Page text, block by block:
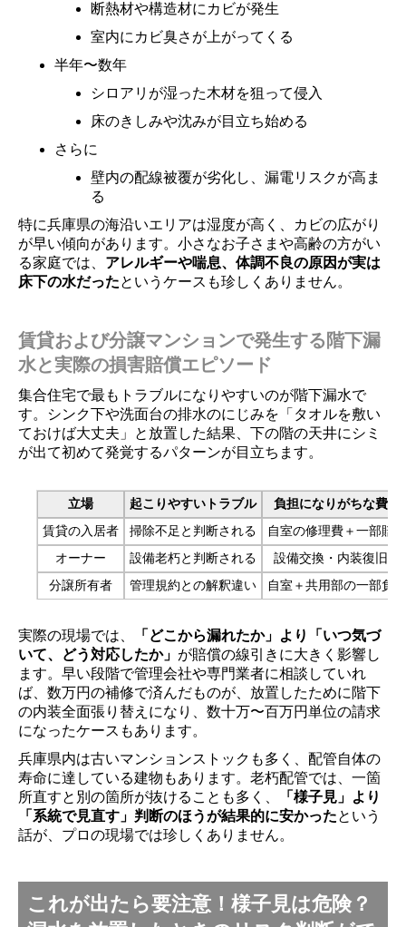
断熱材や構造材にカビが発生
室内にカビ臭さが上がってくる
半年〜数年
シロアリが湿った木材を狙って侵入
床のきしみや沈みが目立ち始める
さらに
壁内の配線被覆が劣化し、漏電リスクが高ま
る
特に兵庫県の海沿いエリアは湿度が高く、カビの広がり
が早い傾向があります。小さなお子さまや高齢の方がい
る家庭では、 アレルギーや喘息、体調不良の原因が実は
床下の水だったというケースも珍しくありません。
賃貸および分譲マンションで発生する階下漏
水と実際の損害賠償エピソード
集合住宅で最もトラブルになりやすいのが階下漏水で
す。シンク下や洗面台の排水のにじみを「タオルを敷い
ておけば大丈夫」と放置した結果、下の階の天井にシミ
が出て初めて発覚するパターンが目立ちます。
立場 起こりやすいトラブル
負担になりがちな費用
賃貸の入居者
掃除不足と判断される
自室の修理費＋一部賠償
オーナー
設備老朽と判断される
設備交換・内装復旧費
分譲所有者
管理規約との解釈違い 自室＋共用部の一部負担
実際の現場では、
「どこから漏れたか」より「いつ気づ
いて、どう対応したか」 が賠償の線引きに大きく影響し
ます。早い段階で管理会社や専門業者に相談していれ
ば、数万円の補修で済んだものが、放置したために階下
の内装全面張り替えになり、数十万〜百万円単位の請求
になったケースもあります。
兵庫県内は古いマンションストックも多く、配管自体の
寿命に達している建物もあります。老朽配管では、一箇
所直すと別の箇所が抜けることも多く、
「様子見」より
「系統で見直す」判断のほうが結果的に安かったという
話が、プロの現場では珍しくありません。
これが出たら要注意！様子見は危険？